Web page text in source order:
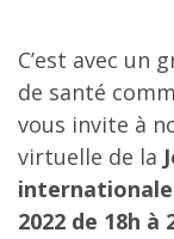
C’est avec un
de santé
vous invite à
virtuelle de la
internationale
2022 de 18h à